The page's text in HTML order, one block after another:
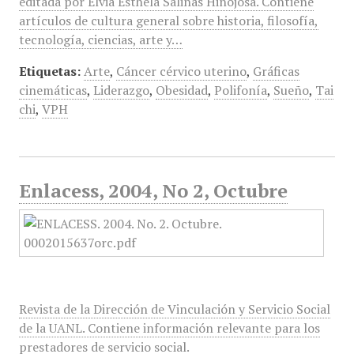
artículos de cultura general sobre historia, filosofía,
tecnología, ciencias, arte y…
Etiquetas: Arte, Cáncer cérvico uterino, Gráficas
cinemáticas, Liderazgo, Obesidad, Polifonía, Sueño, Tai
chi, VPH
Enlacess, 2004, No 2, Octubre
Revista de la Dirección de Vinculación y Servicio Social
de la UANL. Contiene información relevante para los
prestadores de servicio social.